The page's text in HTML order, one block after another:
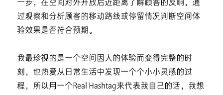
一步，在空间对外开放后近距离了解顾客的反响，通
过观察和分析顾客的移动路线或停留情况判断空间体
验效果是否符合预期。
我最珍视的是一个空间因人的体验而变得完整的时
刻，也热爱从日常生活中发现一个个小小灵感的过
程，所以用一个Real Hashtag来代表我自己的话，我想